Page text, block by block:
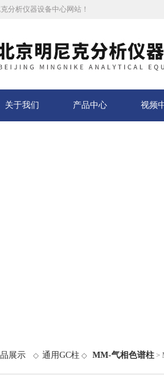
分析仪器设备中心网站！
关于我们 产品中心 视频
展示 ◇ 通用GC柱 ◇ MM-气相色谱柱 >